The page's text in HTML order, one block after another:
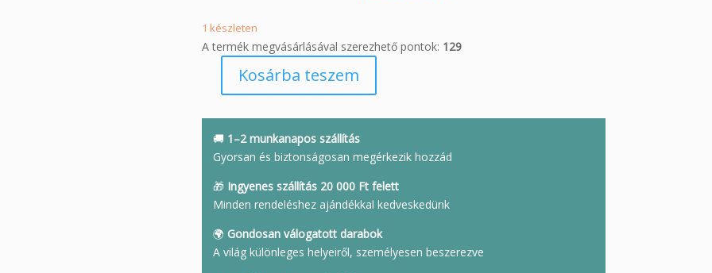
1 készleten
A termék megvásárlásával szerezhető pontok: 129
Rózsakvarc
mennyiség
Kosárba teszem
🚚 1–2 munkanapos szállítás
Gyorsan és biztonságosan megérkezik hozzád
🎁 Ingyenes szállítás 20 000 Ft felett
Minden rendeléshez ajándékkal kedveskedünk
🌍 Gondosan válogatott darabok
A világ különleges helyeiről, személyesen beszerezve